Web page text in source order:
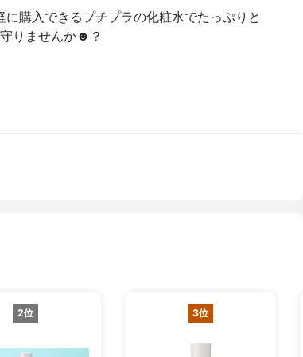
購入できるプチプラの化粧水でたっぷりと
りませんか☻︎？
2位 3位